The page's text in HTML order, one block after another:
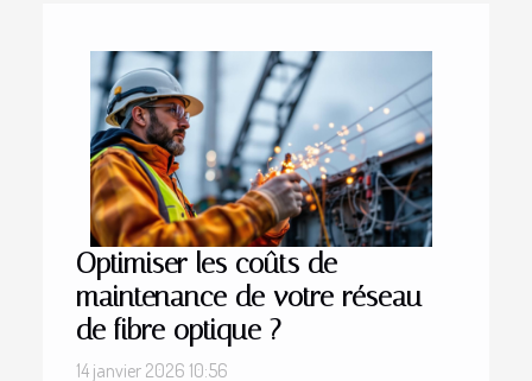
Optimiser les coûts de
maintenance de votre réseau
de fibre optique ?
14 janvier 2026 10:56